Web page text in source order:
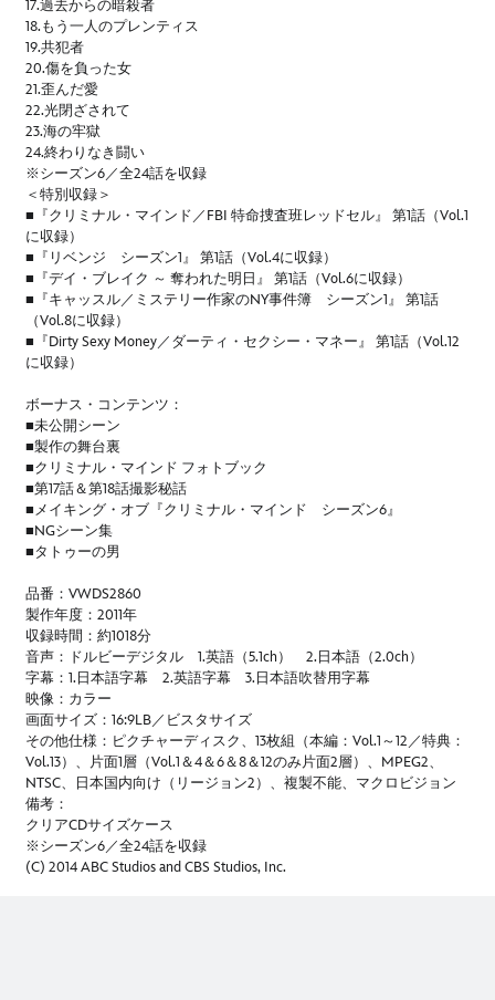
17.過去からの暗殺者
18.もう一人のプレンティス
19.共犯者
20.傷を負った女
21.歪んだ愛
22.光閉ざされて
23.海の牢獄
24.終わりなき闘い
※シーズン6／全24話を収録
＜特別収録＞
■『クリミナル・マインド／FBI 特命捜査班レッドセル』 第1話（Vol.1
に収録）
■『リベンジ シーズン1』 第1話（Vol.4に収録）
■『デイ・ブレイク ～ 奪われた明日』 第1話（Vol.6に収録）
■『キャッスル／ミステリー作家のNY事件簿 シーズン1』 第1話
（Vol.8に収録）
■『Dirty Sexy Money／ダーティ・セクシー・マネー』 第1話（Vol.12
に収録）
ボーナス・コンテンツ：
■未公開シーン
■製作の舞台裏
■クリミナル・マインド フォトブック
■第17話＆第18話撮影秘話
■メイキング・オブ『クリミナル・マインド シーズン6』
■NGシーン集
■タトゥーの男
品番：VWDS2860
製作年度：2011年
収録時間：約1018分
音声：ドルビーデジタル 1.英語（5.1ch） 2.日本語（2.0ch）
字幕：1.日本語字幕 2.英語字幕 3.日本語吹替用字幕
映像：カラー
画面サイズ：16:9LB／ビスタサイズ
その他仕様：ピクチャーディスク、13枚組（本編：Vol.1～12／特典：
Vol.13）、片面1層（Vol.1＆4＆6＆8＆12のみ片面2層）、MPEG2、
NTSC、日本国内向け（リージョン2）、複製不能、マクロビジョン
備考：
クリアCDサイズケース
※シーズン6／全24話を収録
(C) 2014 ABC Studios and CBS Studios, Inc.